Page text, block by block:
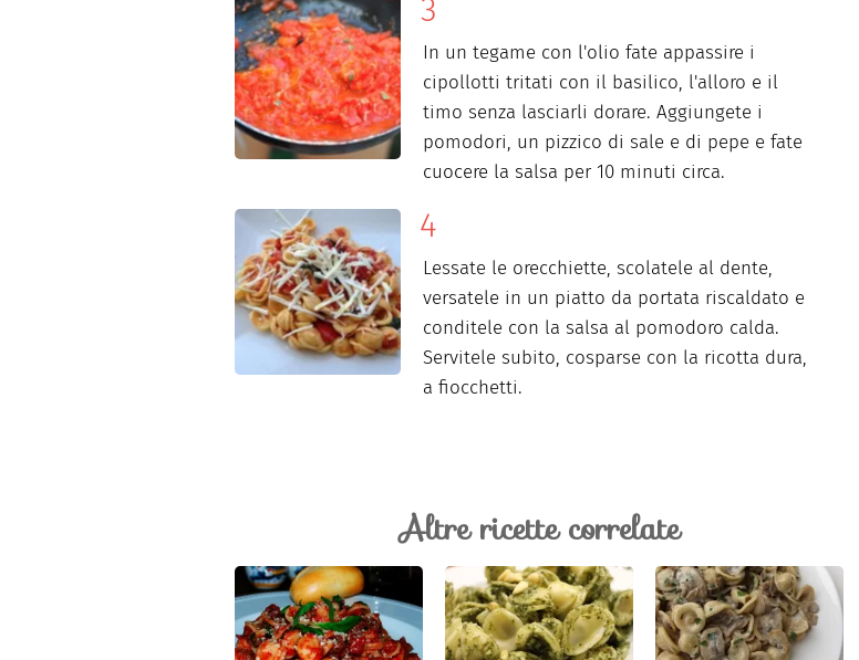
In un tegame con l'olio fate appassire i
cipollotti tritati con il basilico, l'alloro e il
timo senza lasciarli dorare. Aggiungete i
pomodori, un pizzico di sale e di pepe e fate
cuocere la salsa per 10 minuti circa.
Lessate le orecchiette, scolatele al dente,
versatele in un piatto da portata riscaldato e
conditele con la salsa al pomodoro calda.
Servitele subito, cosparse con la ricotta dura,
a fiocchetti.
Altre ricette correlate